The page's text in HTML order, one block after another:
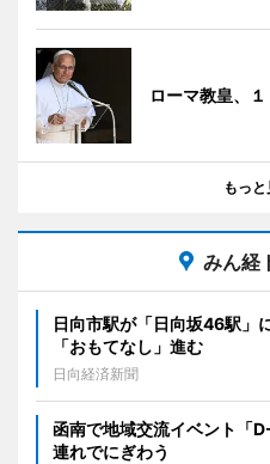
ローマ教皇、
もっと
みん経
日向市駅が「日向坂46駅
「おもてなし」進む
日向経済新聞
函南で地域交流イベント「
連れでにぎわう